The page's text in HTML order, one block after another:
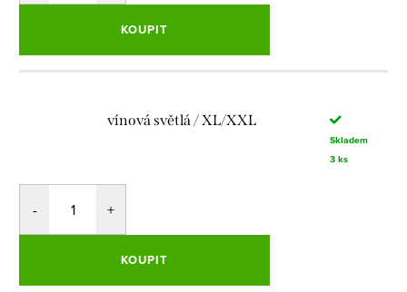
KOUPIT
vínová světlá / XL/XXL
Skladem
3 ks
KOUPIT